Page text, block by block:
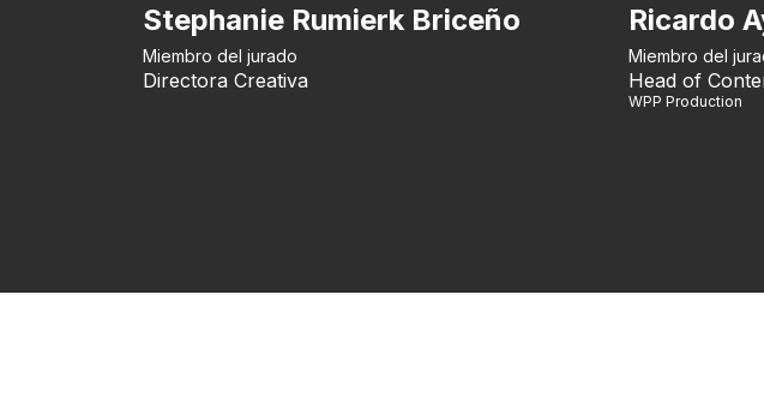
Stephanie Rumierk Briceño
Miembro del jurado
Directora Creativa
Ricardo
Miembro del
Head of
WPP Production